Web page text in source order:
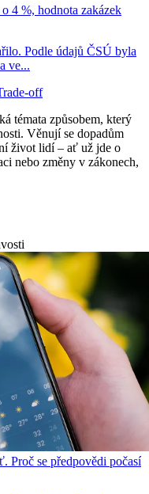
4 %, hodnota zakázek
Podle údajů ČSÚ byla
ve...
off
témata způsobem, který
Věnují se dopadům
život lidí – ať už jde o
nebo změny v zákonech,
Proč se předpovědi počasí